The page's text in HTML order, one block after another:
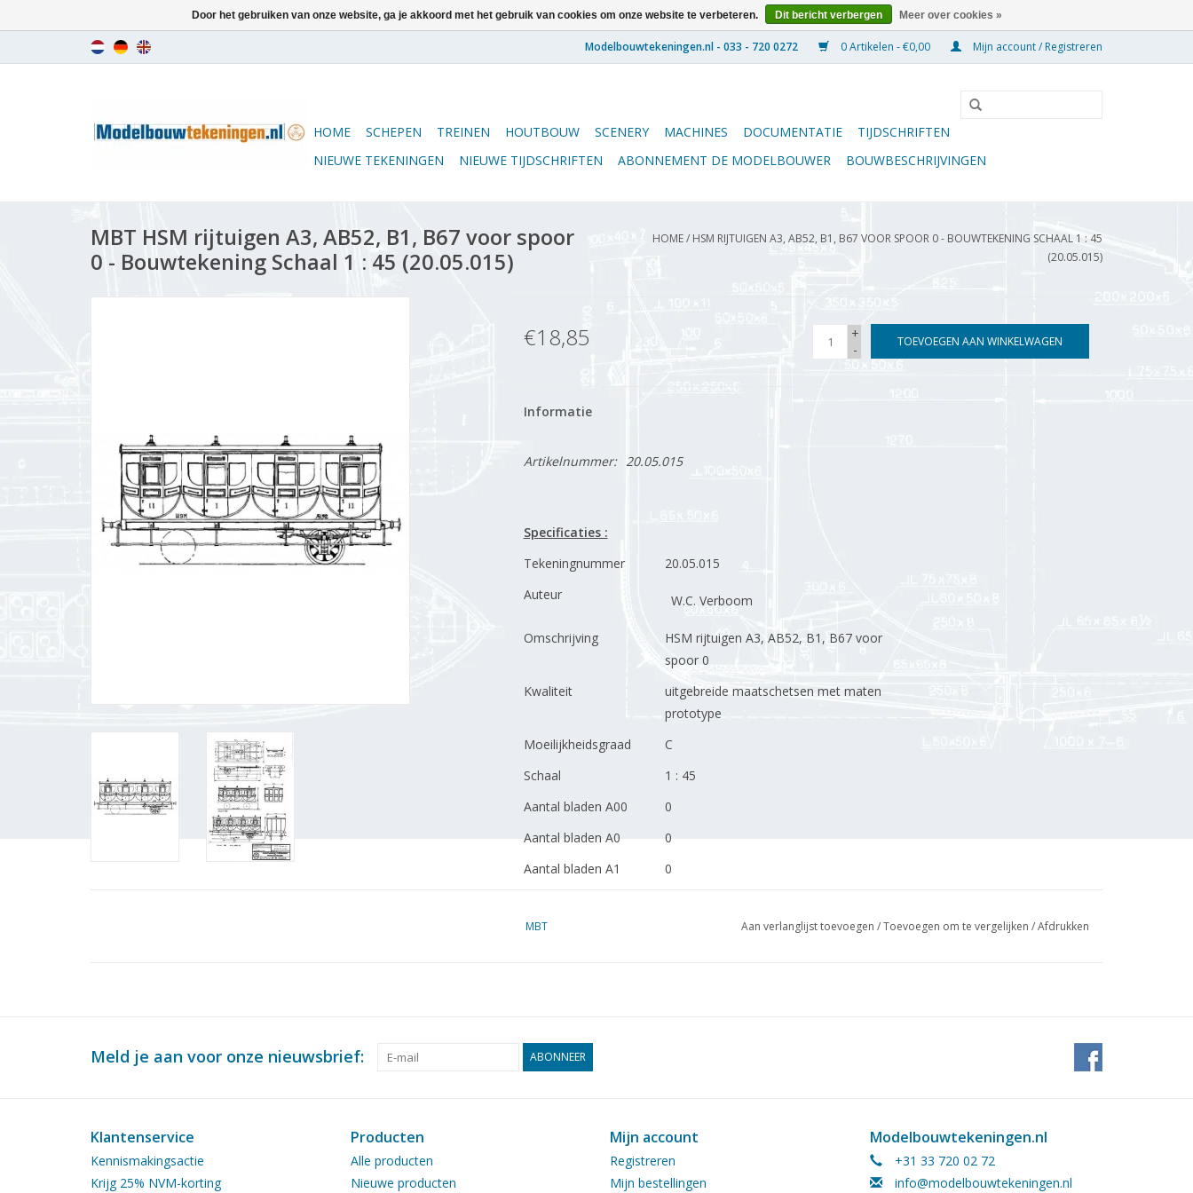
0 Artikelen - €0,00 Mijn account / Registreren
HOME SCHEPEN TREINEN HOUTBOUW SCENERY MACHINES DOCUMENTATIE
TIJDSCHRIFTEN
NIEUWE TEKENINGEN
NIEUWE TIJDSCHRIFTEN ABONNEMENT DE MODELBOUWER BOUWBESCHRIJVINGEN
MBT HSM rijtuigen A3, AB52, B1, B67 voor spoor
0 - Bouwtekening Schaal 1 : 45 (20.05.015)
HOME/ HSM RIJTUIGEN A3, AB52, B1, B67 VOOR SPOOR 0 - BOUWTEKENING SCHAAL 1 : 45
(20.05.015)
€18,85
+
-
TOEVOEGEN AAN WINKELWAGEN
Informatie
Artikelnummer: 20.05.015
Specificaties :
Tekeningnummer
20.05.015
Auteur
W.C. Verboom
Omschrijving
HSM rijtuigen A3, AB52, B1, B67 voor
spoor 0
Kwaliteit
uitgebreide maatschetsen met maten
prototype
Moeilijkheidsgraad
C
Schaal
1 : 45
Aantal bladen A00
0
Aantal bladen A0
0
Aantal bladen A1
0
Aantal bladen A3
Aantal bladen A4 tekst
Gewicht in gram
MBT Aan verlanglijst toevoegen /Toevoegen om te vergelijken /Afdrukken
Meld je aan voor onze nieuwsbrief: ABONNEER
Klantenservice
Kennismakingsactie
Krijg 25% NVM-korting
Producten
Alle producten
Nieuwe producten
Mijn account
Registreren
Mijn bestellingen
Modelbouwtekeningen.nl
+31 33 720 02 72
info@modelbouwtekeningen.nl
Door het gebruiken van onze website, ga je akkoord met het gebruik van cookies om onze website te verbeteren. Dit bericht verbergen Meer over cookies »